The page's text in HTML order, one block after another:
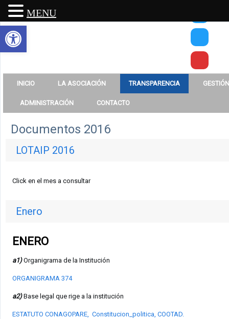
INICIO LA ASOCIACIÓN TRANSPARENCIA
ADMINISTRACIÓN CONTACTO
Documentos 2016
LOTAIP 2016
Click en el mes a consultar
Enero
ENERO
a1)Organigrama de la Institución
ORGANIGRAMA 374
a2) Base legal que rige a la institución
ESTATUTO CONAGOPARE, Constitucion_politica, COOTAD.
MENU
Abrir barra de herramientas